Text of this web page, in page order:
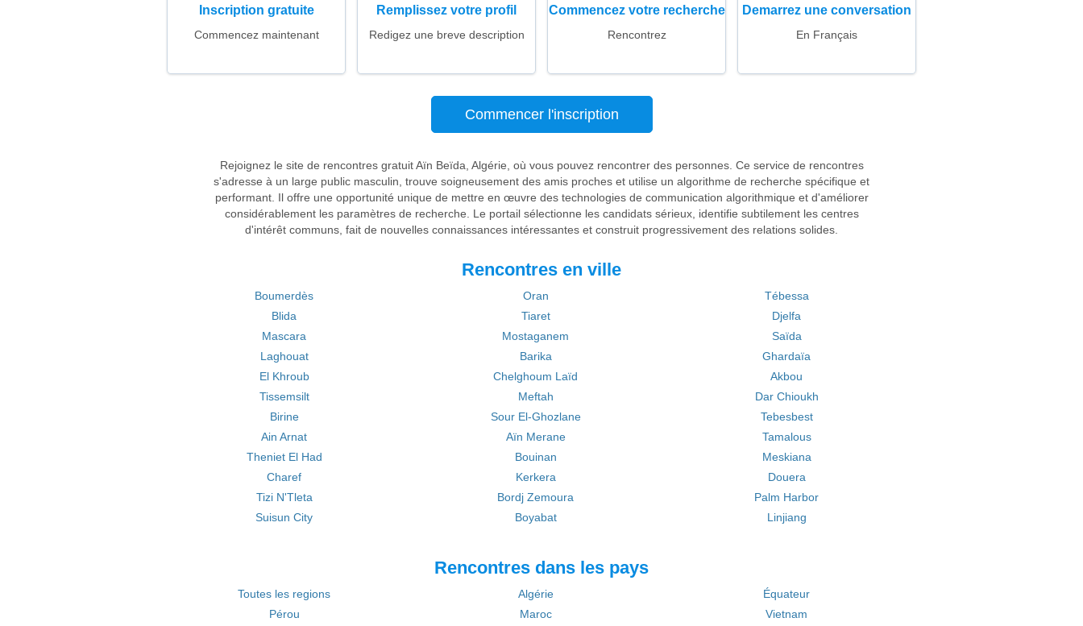
Inscription gratuite
Commencez maintenant
Remplissez votre profil
Redigez une breve description
Commencez votre recherche
Rencontrez
Demarrez une conversation
En Français
Commencer l'inscription
Rejoignez le site de rencontres gratuit Aïn Beïda, Algérie, où vous pouvez rencontrer des personnes. Ce service de rencontres
s'adresse à un large public masculin, trouve soigneusement des amis proches et utilise un algorithme de recherche spécifique et
performant. Il offre une opportunité unique de mettre en œuvre des technologies de communication algorithmique et d'améliorer
considérablement les paramètres de recherche. Le portail sélectionne les candidats sérieux, identifie subtilement les centres
d'intérêt communs, fait de nouvelles connaissances intéressantes et construit progressivement des relations solides.
Rencontres en ville
Boumerdès Oran
Tébessa
Blida
Tiaret
Djelfa
Mascara
Mostaganem
Saïda
Laghouat
Barika
Ghardaïa
El Khroub
Chelghoum Laïd
Akbou
Tissemsilt
Meftah
Dar Chioukh
Birine
Sour El-Ghozlane
Tebesbest
Ain Arnat
Aïn Merane
Tamalous
Theniet El Had
Bouinan
Meskiana
Charef
Kerkera
Douera
Tizi N'Tleta
Bordj Zemoura
Palm Harbor
Suisun City
Boyabat Linjiang
Rencontres dans les pays
Toutes les regions Algérie
Équateur
Pérou
Maroc Vietnam